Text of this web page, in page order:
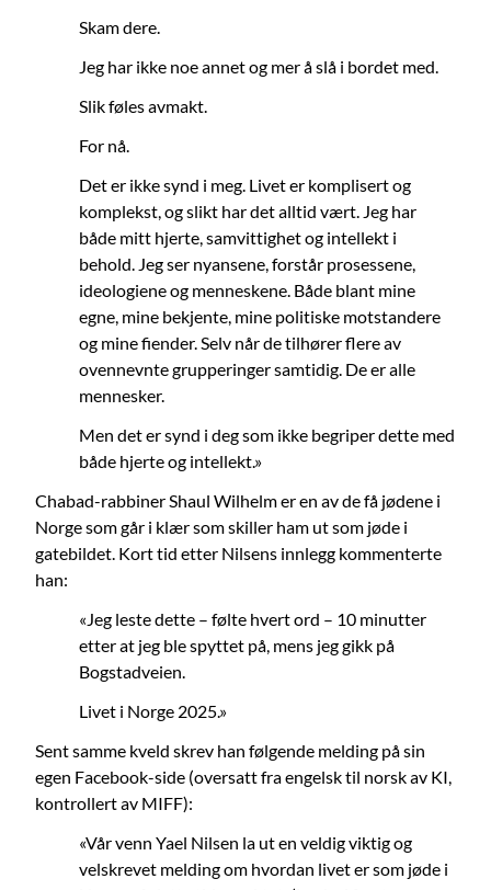
Skam dere.
Jeg har ikke noe annet og mer å slå i bordet med.
Slik føles avmakt.
For nå.
Det er ikke synd i meg. Livet er komplisert og
komplekst, og slikt har det alltid vært. Jeg har
både mitt hjerte, samvittighet og intellekt i
behold. Jeg ser nyansene, forstår prosessene,
ideologiene og menneskene. Både blant mine
egne, mine bekjente, mine politiske motstandere
og mine fiender. Selv når de tilhører flere av
ovennevnte grupperinger samtidig. De er alle
mennesker.
Men det er synd i deg som ikke begriper dette med
både hjerte og intellekt.»
Chabad-rabbiner Shaul Wilhelm er en av de få jødene i
Norge som går i klær som skiller ham ut som jøde i
gatebildet. Kort tid etter Nilsens innlegg kommenterte
han:
«Jeg leste dette – følte hvert ord – 10 minutter
etter at jeg ble spyttet på, mens jeg gikk på
Bogstadveien.
Livet i Norge 2025.»
Sent samme kveld skrev han følgende melding på sin
egen Facebook-side (oversatt fra engelsk til norsk av KI,
kontrollert av MIFF):
«Vår venn Yael Nilsen la ut en veldig viktig og
velskrevet melding om hvordan livet er som jøde i